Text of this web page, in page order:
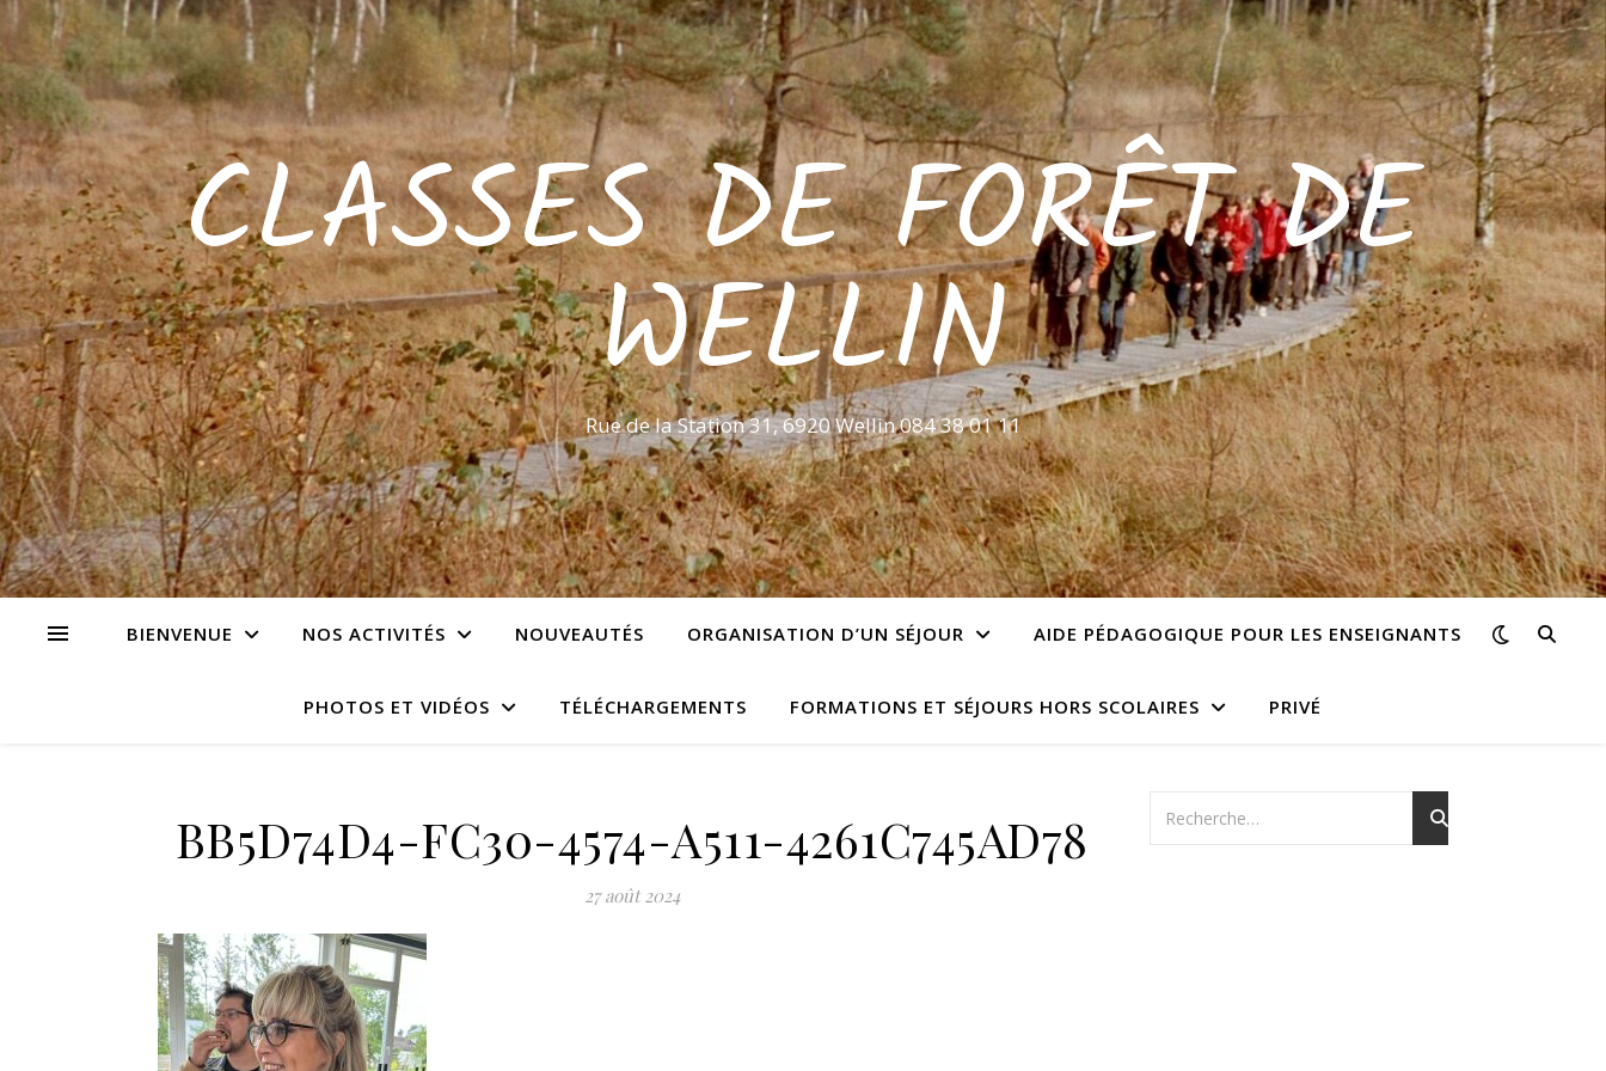
CLASSES DE FORÊT DE
WELLIN
Rue de la Station 31, 6920 Wellin 084 38 01 11
BIENVENUE NOS ACTIVITÉS NOUVEAUTÉS ORGANISATION D’UN SÉJOUR AIDE PÉDAGOGIQUE POUR LES ENSEIGNANTS
PHOTOS ET VIDÉOS TÉLÉCHARGEMENTS FORMATIONS ET SÉJOURS HORS SCOLAIRES PRIVÉ
BB5D74D4-FC30-4574-A511-4261C745AD78
27 août 2024